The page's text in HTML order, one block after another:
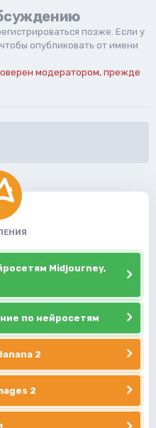
позже. Если у
чтобы опубликовать от имени
модератором, прежде
Midjourney,
по нейросетям
2
2